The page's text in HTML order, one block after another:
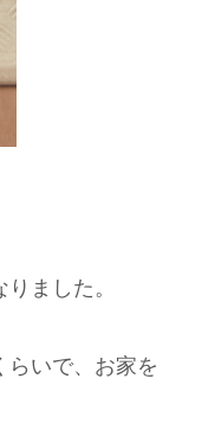
ました。
らいで、お家を